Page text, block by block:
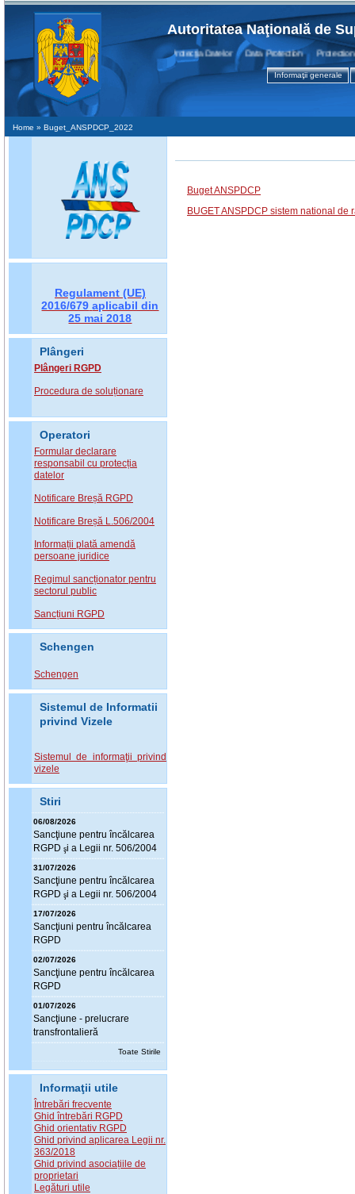
Autoritatea Naţională de
Protecţia Datelor Data Protection Protection
Informaţii generale
Home » Buget_ANSPDCP_2022
Regulament (UE)
2016/679 aplicabil din
25 mai 2018
Plângeri
Plângeri RGPD
Procedura de soluționare
Operatori
Formular declarare
responsabil cu protecția
datelor
Notificare Breșă RGPD
Notificare Breșă L.506/2004
Informații plată amendă
persoane juridice
Regimul sancționator pentru
sectorul public
Sancțiuni RGPD
Schengen
Schengen
Sistemul de Informatii
privind Vizele
Sistemul de informaţii privind
vizele
Stiri
06/08/2026
Sancţiune pentru încălcarea
RGPD şi a Legii nr. 506/2004
31/07/2026
Sancţiune pentru încălcarea
RGPD şi a Legii nr. 506/2004
17/07/2026
Sancţiuni pentru încălcarea
RGPD
02/07/2026
Sancţiune pentru încălcarea
RGPD
01/07/2026
Sancţiune - prelucrare
transfrontalieră
Toate Stirile
Informaţii utile
Întrebări frecvente
Ghid întrebări RGPD
Ghid orientativ RGPD
Ghid privind aplicarea Legii nr.
363/2018
Ghid privind asociațiile de
proprietari
Legături utile
Buget ANSPDCP
BUGET ANSPDCP sistem national de